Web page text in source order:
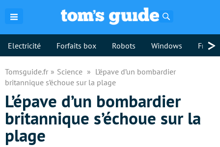
Electricité Forfaits box Robots Windows >
Tomsguide.fr Science
L’épave d’un bombardier
britannique s’échoue sur la plage
L’épave d’un bombardier
britannique s’échoue sur la
plage